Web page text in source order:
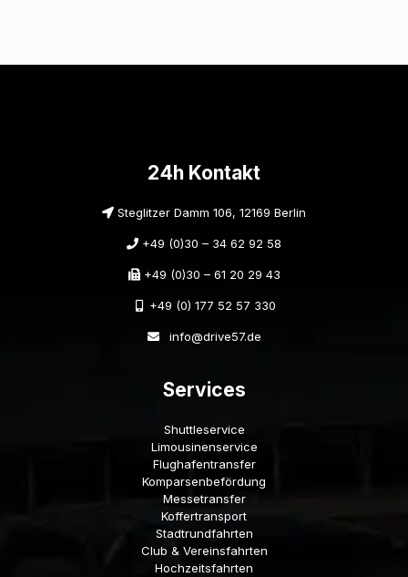
24h Kontakt
Steglitzer Damm 106, 12169 Berlin
+49 (0)30 – 34 62 92 58
+49 (0)30 – 61 20 29 43
+49 (0) 177 52 57 330
info@drive57.de
Services
Shuttleservice
Limousinenservice
Flughafentransfer
Komparsenbefördung
Messetransfer
Koffertransport
Stadtrundfahrten
Club & Vereinsfahrten
Hochzeitsfahrten